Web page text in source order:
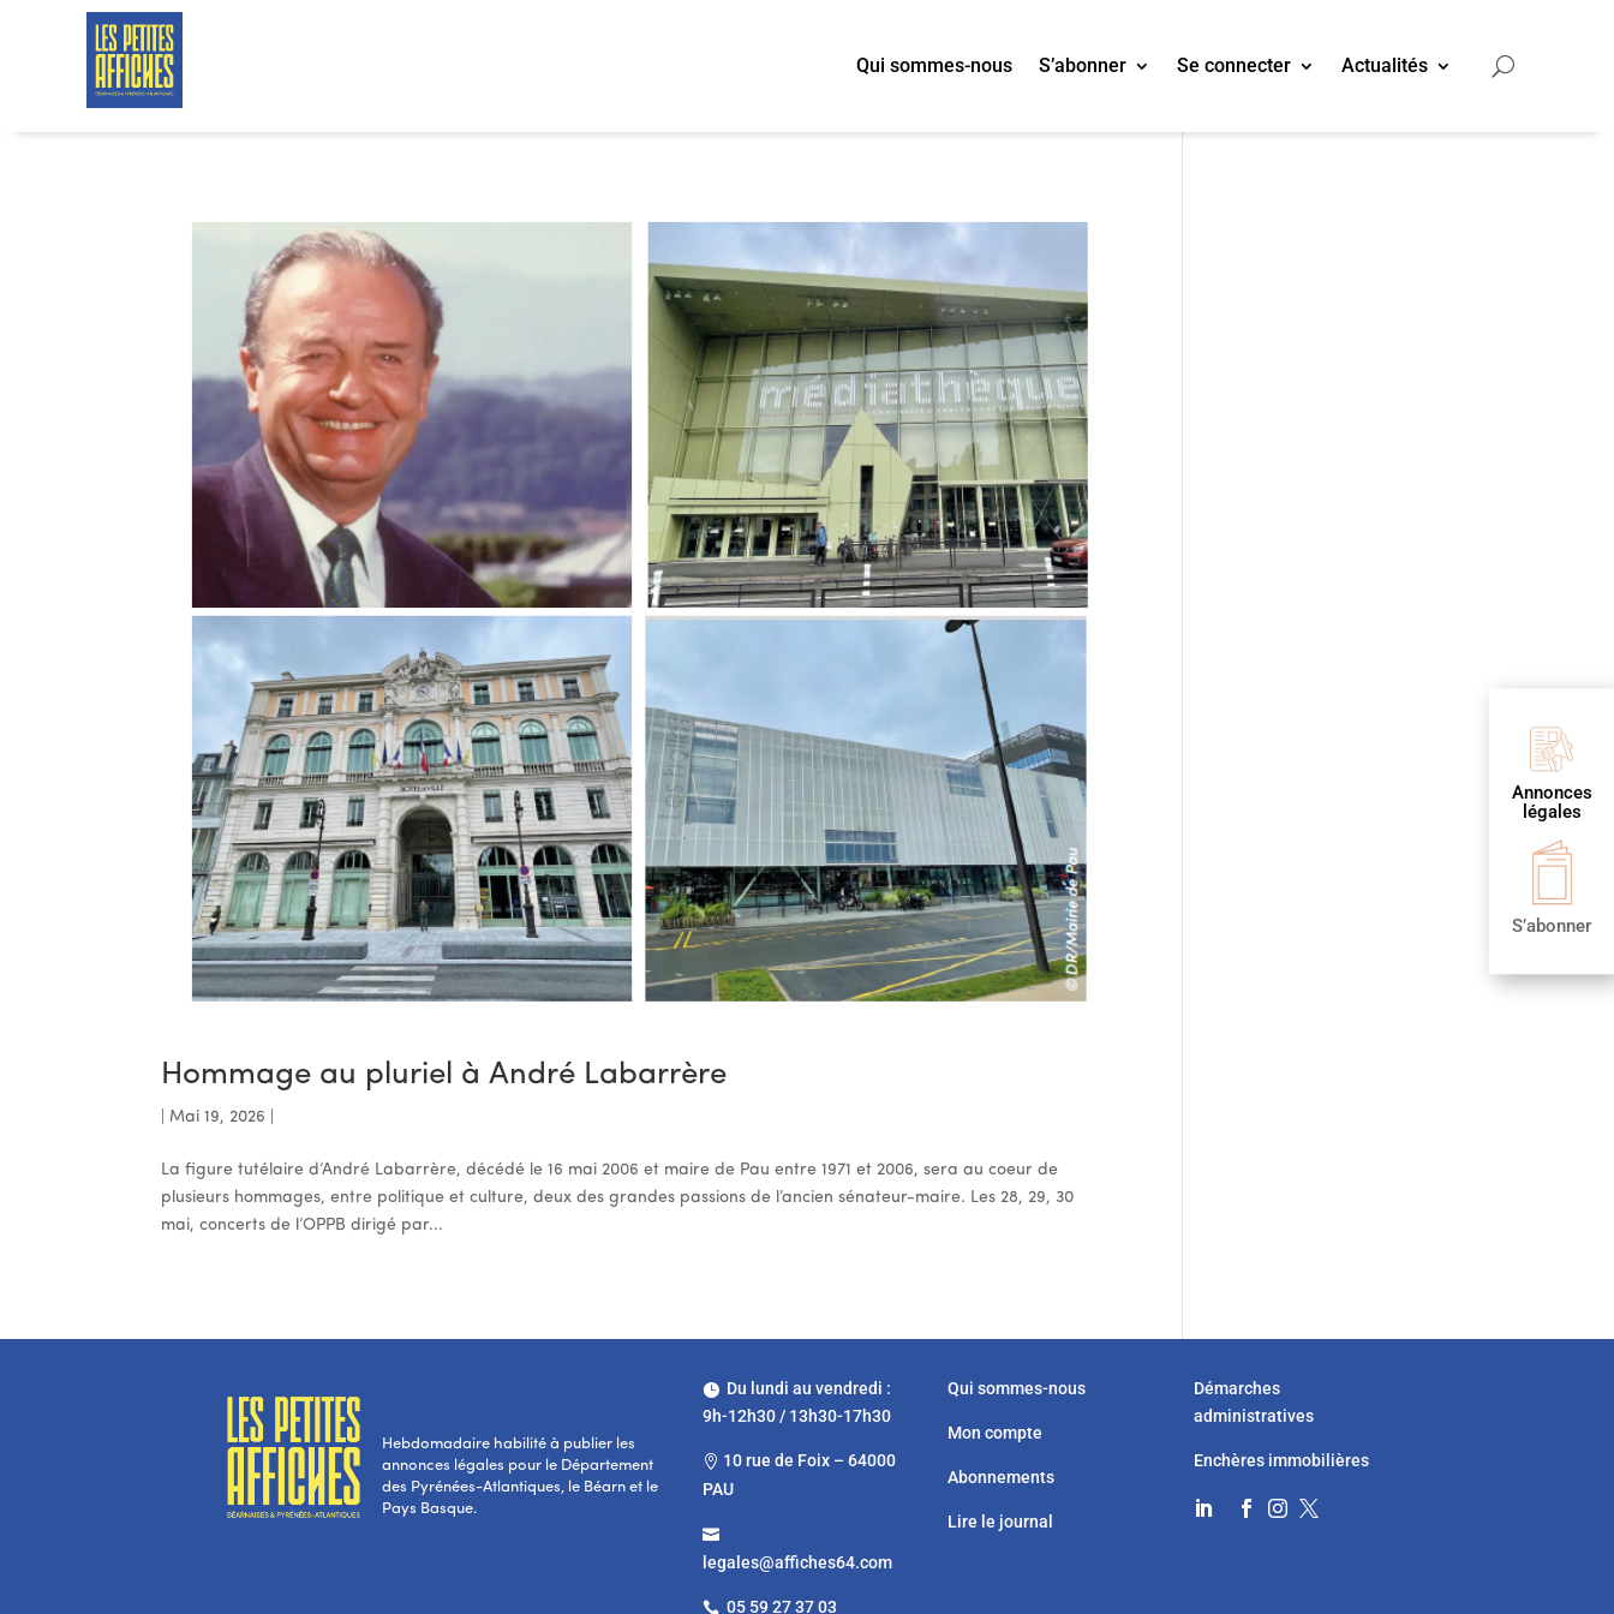
Qui sommes-nous S’abonner Se connecter Actualités
Annonces
légales
S’abonner
Hommage au pluriel à André Labarrère
|Mai 19, 2026
La figure tutélaire d’André Labarrère, décédé le 16 mai 2006 et maire de Pau entre 1971 et 2006, sera au coeur de
plusieurs hommages, entre politique et culture, deux des grandes passions de l’ancien sénateur-maire. Les 28, 29, 30
mai, concerts de l’OPPB dirigé par...
Hebdomadaire habilité à publier les
annonces légales pour le Département
des Pyrénées-Atlantiques, le Béarn et le
Pays Basque.
Du lundi au vendredi :
9h-12h30 / 13h30-17h30
 10 rue de Foix – 64000
PAU

legales@affiches64.com
 05 59 27 37 03
Qui sommes-nous
Mon compte
Abonnements
Lire le journal
Démarches
administratives
Enchères immobilières
   